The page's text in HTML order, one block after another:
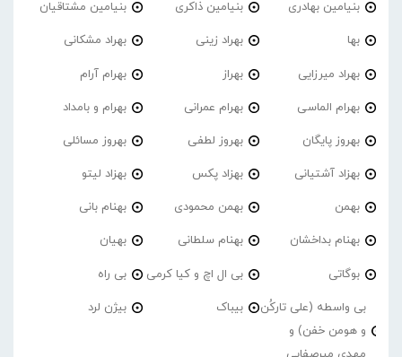
بنیامین بهادری بنیامین ذاکری بنیامین مشتاقیان
بها بهراد زینی بهراد مشکانی
بهراد میرزایی بهراز بهرام آرام
بهرام الماسی بهرام عمرانی بهرام و بامداد
بهروز پایگان بهروز لطفی بهروز مسائلی
بهزاد آشتیانی بهزاد پکس بهزاد لیتو
بهمن بهمن محمودی بهنام بانی
بهنام بداخشان بهنام سلطانی بهیان
بوگاتی بی ال اچ و کیا کرمی بی راه
بی واسطه (علی تارکُن
و هومن خفن) و
بیباک بیژن لرد